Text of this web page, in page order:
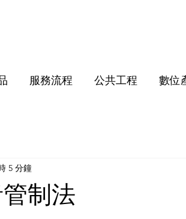
服務流程 公共工程 數位
制法
5 分鐘